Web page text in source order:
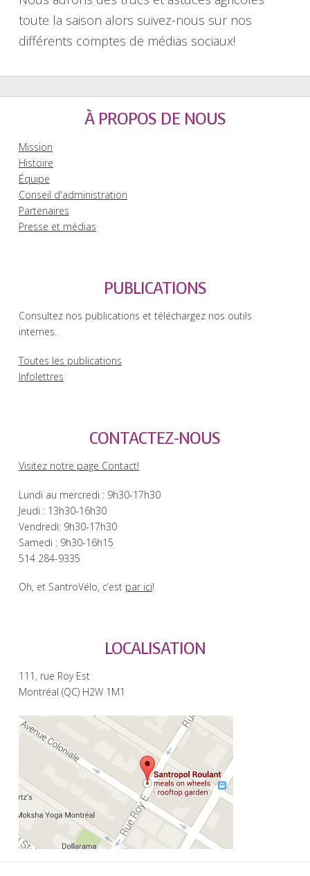
toute la saison alors suivez-nous sur nos
différents comptes de médias sociaux!
À PROPOS DE NOUS
Mission
Histoire
Équipe
Conseil d'administration
Partenaires
Presse et médias
PUBLICATIONS
Consultez nos publications et téléchargez nos outils
internes.
Toutes les publications
Infolettres
CONTACTEZ-NOUS
Visitez notre page Contact!
Lundi au mercredi : 9h30-17h30
Jeudi : 13h30-16h30
Vendredi: 9h30-17h30
Samedi : 9h30-16h15
514 284-9335
Oh, et SantroVélo, c’est par ici!
LOCALISATION
111, rue Roy Est
Montréal (QC) H2W 1M1